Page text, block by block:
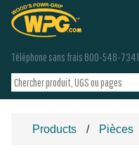
Téléphone sans frais 800-548-7341
Products Pièces